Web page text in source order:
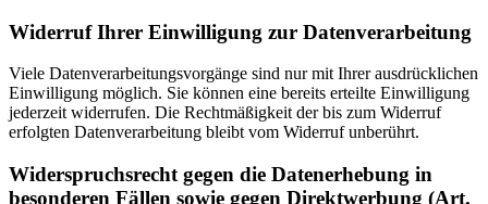
Widerruf Ihrer Einwilligung zur Datenverarbeitung
Viele Datenverarbeitungsvorgänge sind nur mit Ihrer ausdrücklichen
Einwilligung möglich. Sie können eine bereits erteilte Einwilligung
jederzeit widerrufen. Die Rechtmäßigkeit der bis zum Widerruf
erfolgten Datenverarbeitung bleibt vom Widerruf unberührt.
Widerspruchsrecht gegen die Datenerhebung in
besonderen Fällen sowie gegen Direktwerbung (Art.